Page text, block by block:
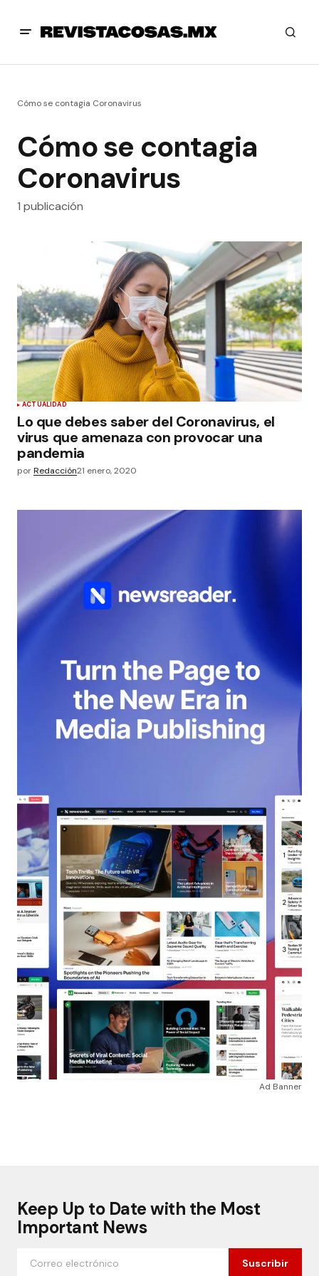
Cómo se contagia Coronavirus
Cómo se contagia
Coronavirus
1 publicación
ACTUALIDAD
Lo que debes saber del Coronavirus, el
virus que amenaza con provocar una
pandemia
porRedacción21 enero, 2020
Ad Banner
Keep Up to Date with the Most
Important News
Suscribir